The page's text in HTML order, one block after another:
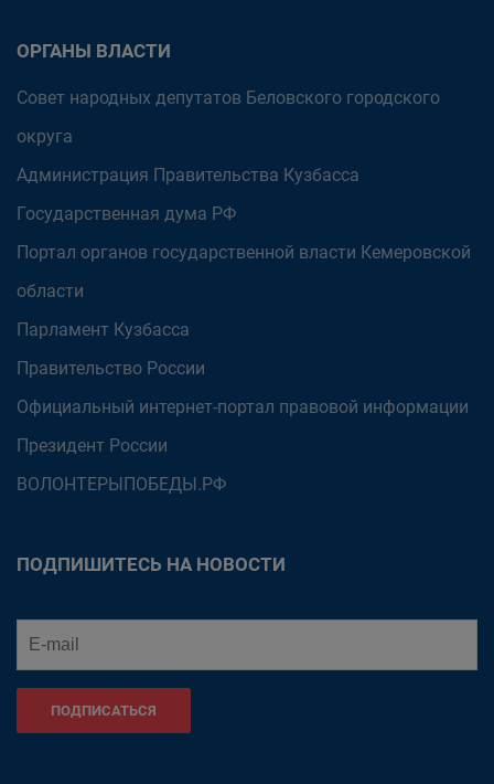
ОРГАНЫ ВЛАСТИ
Совет народных депутатов Беловского городского
округа
Администрация Правительства Кузбасса
Государственная дума РФ
Портал органов государственной власти Кемеровской
области
Парламент Кузбасса
Правительство России
Официальный интернет-портал правовой информации
Президент России
ВОЛОНТЕРЫПОБЕДЫ.РФ
ПОДПИШИТЕСЬ НА НОВОСТИ
ПОДПИСАТЬСЯ